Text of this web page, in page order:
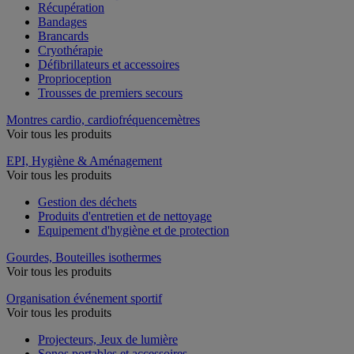
Récupération
Bandages
Brancards
Cryothérapie
Défibrillateurs et accessoires
Proprioception
Trousses de premiers secours
Montres cardio, cardiofréquencemètres
Voir tous les produits
EPI, Hygiène & Aménagement
Voir tous les produits
Gestion des déchets
Produits d'entretien et de nettoyage
Equipement d'hygiène et de protection
Gourdes, Bouteilles isothermes
Voir tous les produits
Organisation événement sportif
Voir tous les produits
Projecteurs, Jeux de lumière